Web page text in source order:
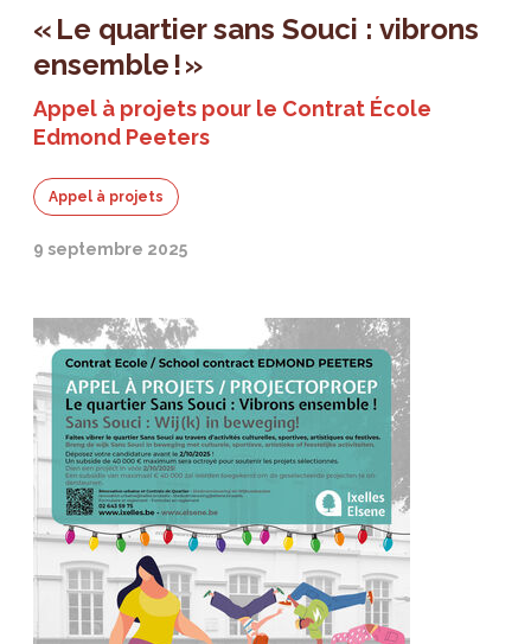
« Le quartier sans Souci : vibrons
ensemble ! »
Appel à projets pour le Contrat École
Edmond Peeters
Appel à projets
9 septembre 2025